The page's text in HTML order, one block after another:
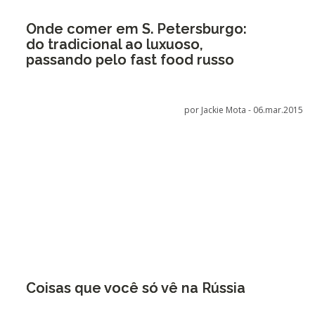
Onde comer em S. Petersburgo:
do tradicional ao luxuoso,
passando pelo fast food russo
por Jackie Mota - 06.mar.2015
Coisas que você só vê na Rússia